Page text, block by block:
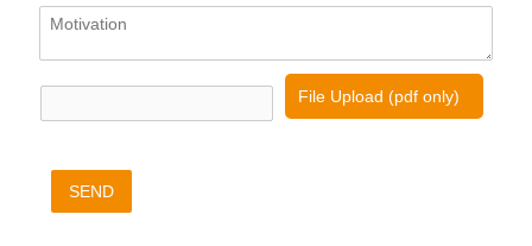
File Upload (pdf only)
SEND